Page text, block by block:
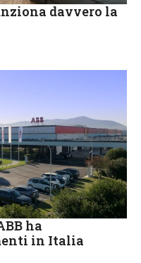
davvero la
ha
in Italia